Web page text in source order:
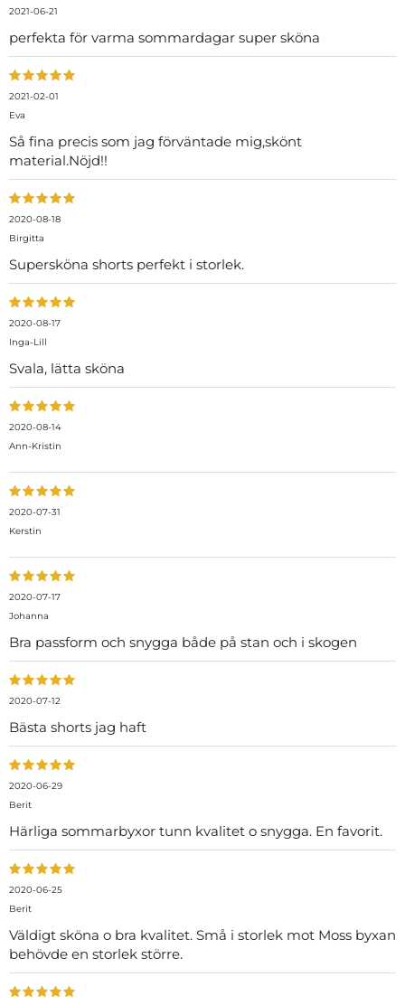
2021-06-21
perfekta för varma sommardagar super sköna
2021-02-01
Eva
Så fina precis som jag förväntade mig,skönt
material.Nöjd!!
2020-08-18
Birgitta
Supersköna shorts perfekt i storlek.
2020-08-17
Inga-Lill
Svala, lätta sköna
2020-08-14
Ann-Kristin
2020-07-31
Kerstin
2020-07-17
Johanna
Bra passform och snygga både på stan och i skogen
2020-07-12
Bästa shorts jag haft
2020-06-29
Berit
Härliga sommarbyxor tunn kvalitet o snygga. En favorit.
2020-06-25
Berit
Väldigt sköna o bra kvalitet. Små i storlek mot Moss byxan
behövde en storlek större.